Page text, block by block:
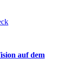
auf dem